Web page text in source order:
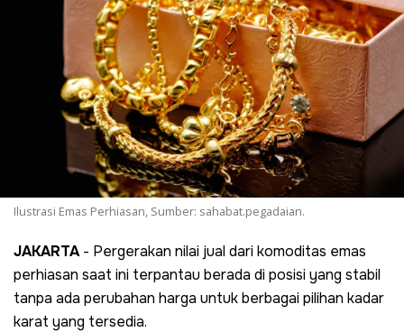
Ilustrasi Emas Perhiasan, Sumber: sahabat.pegadaian.
JAKARTA- Pergerakan nilai jual dari komoditas emas
perhiasan saat ini terpantau berada di posisi yang stabil
tanpa ada perubahan harga untuk berbagai pilihan kadar
karat yang tersedia.